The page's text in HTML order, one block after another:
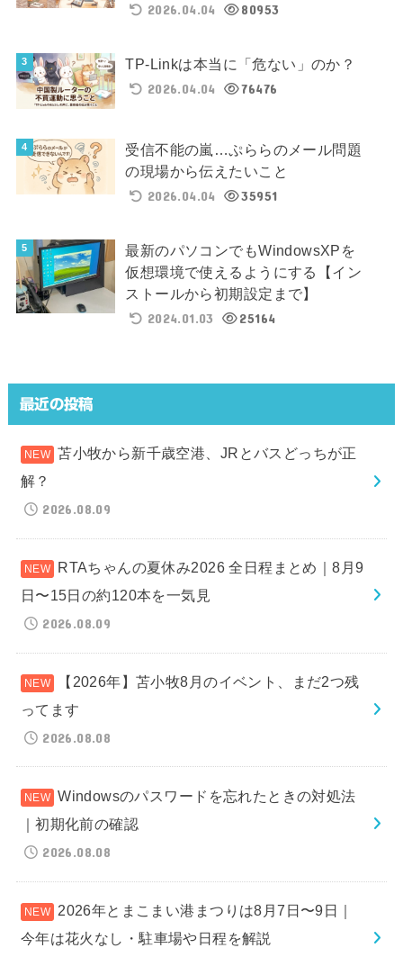
2026.04.04 80953
TP-Linkは本当に「危ない」のか？
2026.04.04
76476
受信不能の嵐…ぷららのメール問題
の現場から伝えたいこと
2026.04.04
35951
最新のパソコンでもWindowsXPを
仮想環境で使えるようにする【イン
ストールから初期設定まで】
2024.01.03
25164
最近の投稿
苫小牧から新千歳空港、JRとバスどっちが正
解？
2026.08.09
RTAちゃんの夏休み2026 全日程まとめ｜8月9
日〜15日の約120本を一気見
2026.08.09
【2026年】苫小牧8月のイベント、まだ2つ残
ってます
2026.08.08
Windowsのパスワードを忘れたときの対処法
｜初期化前の確認
2026.08.08
2026年とまこまい港まつりは8月7日〜9日｜
今年は花火なし・駐車場や日程を解説